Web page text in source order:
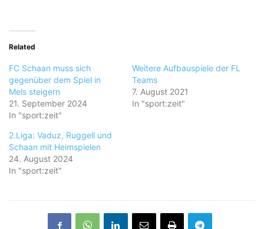
Related
FC Schaan muss sich
gegenüber dem Spiel in
Mels steigern
21. September 2024
In "sport:zeit"
Weitere Aufbauspiele der FL
Teams
7. August 2021
In "sport:zeit"
2.Liga: Vaduz, Ruggell und
Schaan mit Heimspielen
24. August 2024
In "sport:zeit"